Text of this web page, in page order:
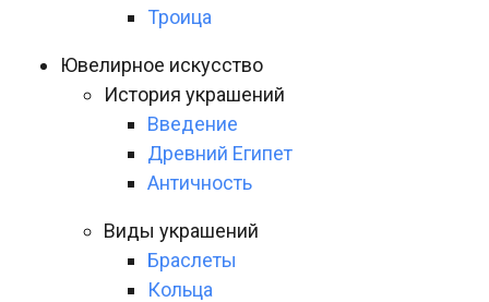
Троица
Ювелирное искусство
История украшений
Введение
Древний Египет
Античность
Виды украшений
Браслеты
Кольца